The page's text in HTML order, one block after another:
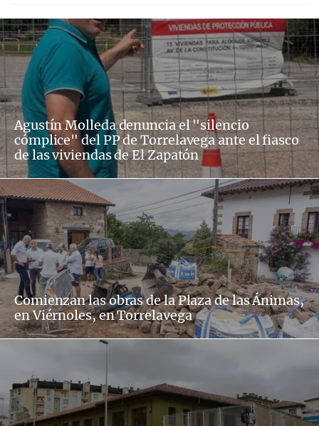
Agustín Molleda denuncia el "silencio
cómplice" del PP de Torrelavega ante el fiasco
de las viviendas de El Zapatón
Comienzan las obras de la Plaza de las Ánimas,
en Viérnoles, en Torrelavega